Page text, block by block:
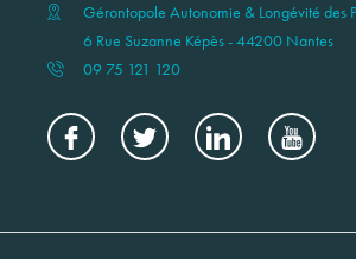
Gérontopole Autonomie & Longévité des
6 Rue Suzanne Képès - 44200 Nantes
09 75 121 120